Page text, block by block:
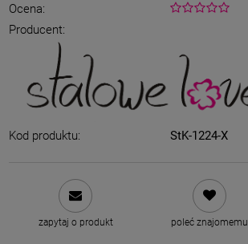
Bransoletka srebrna STAL
Ocena:
Producent:
Kod produktu: StK-1224-X
zapytaj o produkt poleć znajomemu